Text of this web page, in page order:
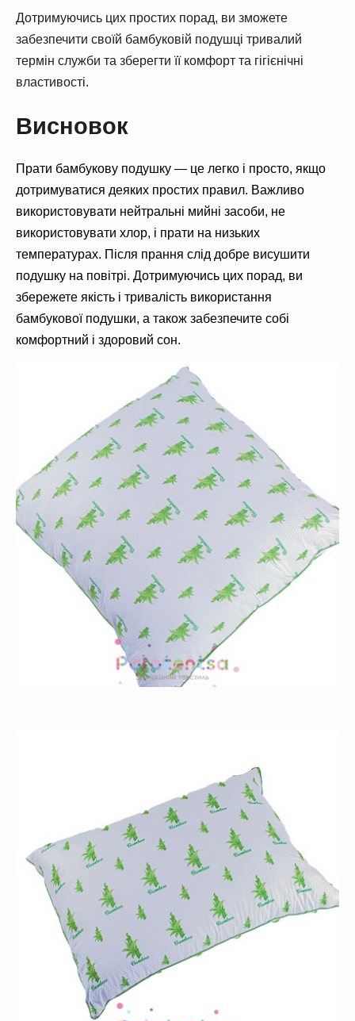
Дотримуючись цих простих порад, ви зможете
забезпечити своїй бамбуковій подушці тривалий
термін служби та зберегти її комфорт та гігієнічні
властивості.
Висновок
Прати бамбукову подушку — це легко і просто, якщо
дотримуватися деяких простих правил. Важливо
використовувати нейтральні мийні засоби, не
використовувати хлор, і прати на низьких
температурах. Після прання слід добре висушити
подушку на повітрі. Дотримуючись цих порад, ви
збережете якість і тривалість використання
бамбукової подушки, а також забезпечите собі
комфортний і здоровий сон.